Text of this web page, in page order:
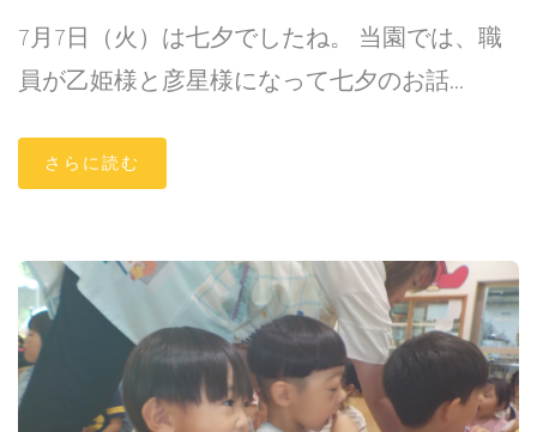
7月7日（火）は七夕でしたね。 当園では、職
員が乙姫様と彦星様になって七夕のお話...
さらに読む